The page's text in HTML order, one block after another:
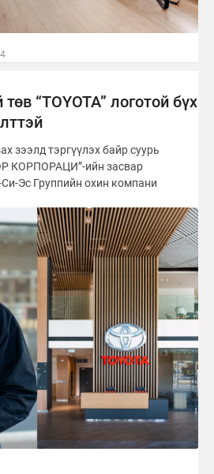
“TOYOTA” логотой бүх
зээлд тэргүүлэх байр суурь
КОРПОРАЦИ”-ийн засвар
Эс Группийн охин компани